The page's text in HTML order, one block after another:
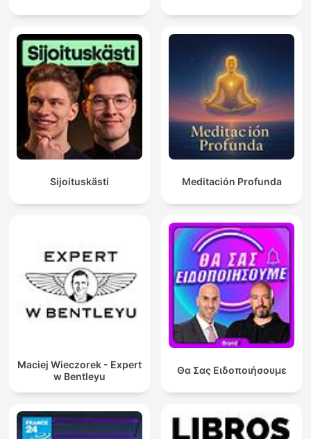
Sijoituskästi Meditación Profunda
Maciej Wieczorek - Expert
w Bentleyu
Θα Σας Ειδοποιήσουμε